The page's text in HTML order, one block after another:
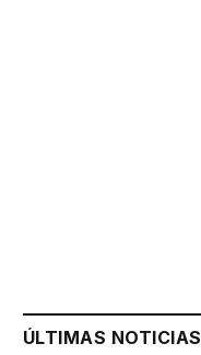
ÚLTIMAS NOTICIAS